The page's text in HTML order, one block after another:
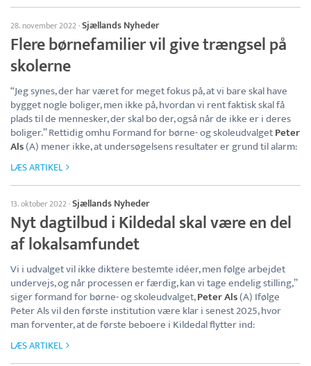
28. november 2022·Sjællands Nyheder
Flere børnefamilier vil give trængsel på
skolerne
“Jeg synes, der har været for meget fokus på, at vi bare skal have
bygget nogle boliger, men ikke på, hvordan vi rent faktisk skal få
plads til de mennesker, der skal bo der, også når de ikke er i deres
boliger.” Rettidig omhu Formand for børne- og skoleudvalgetPeter
Als(A) mener ikke, at undersøgelsens resultater er grund til alarm:
LÆS ARTIKEL
13. oktober 2022·Sjællands Nyheder
Nyt dagtilbud i Kildedal skal være en del
af lokalsamfundet
Vi i udvalget vil ikke diktere bestemte idéer, men følge arbejdet
undervejs, og når processen er færdig, kan vi tage endelig stilling,”
siger formand for børne- og skoleudvalget,Peter Als(A) Ifølge
Peter Als vil den første institution være klar i senest 2025, hvor
man forventer, at de første beboere i Kildedal flytter ind:
LÆS ARTIKEL